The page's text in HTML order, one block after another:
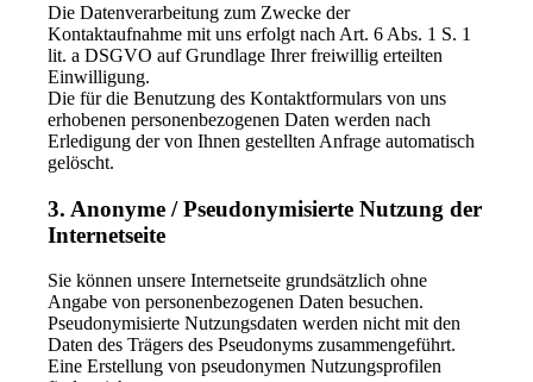
Die Datenverarbeitung zum Zwecke der
Kontaktaufnahme mit uns erfolgt nach Art. 6 Abs. 1 S. 1
lit. a DSGVO auf Grundlage Ihrer freiwillig erteilten
Einwilligung.
Die für die Benutzung des Kontaktformulars von uns
erhobenen personenbezogenen Daten werden nach
Erledigung der von Ihnen gestellten Anfrage automatisch
gelöscht.
3. Anonyme / Pseudonymisierte Nutzung der
Internetseite
Sie können unsere Internetseite grundsätzlich ohne
Angabe von personenbezogenen Daten besuchen.
Pseudonymisierte Nutzungsdaten werden nicht mit den
Daten des Trägers des Pseudonyms zusammengeführt.
Eine Erstellung von pseudonymen Nutzungsprofilen